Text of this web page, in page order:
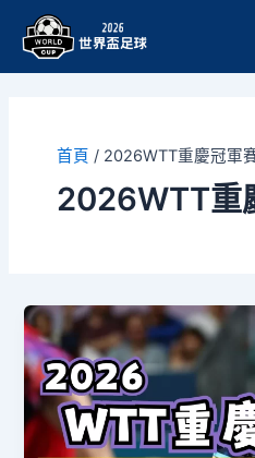
首頁 / 2026WTT重慶冠軍
2026WTT重